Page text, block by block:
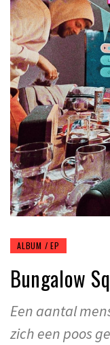
ALBUM / EP
Bungalow
Een aantal
zich een poos